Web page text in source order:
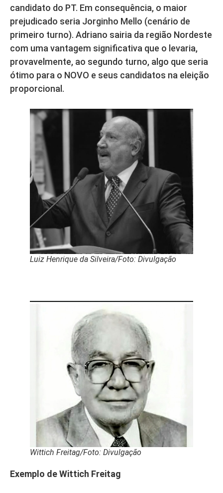
candidato do PT. Em consequência, o maior
prejudicado seria Jorginho Mello (cenário de
primeiro turno). Adriano sairia da região Nordeste
com uma vantagem significativa que o levaria,
provavelmente, ao segundo turno, algo que seria
ótimo para o NOVO e seus candidatos na eleição
proporcional.
Luiz Henrique da Silveira/Foto: Divulgação
Wittich Freitag/Foto: Divulgação
Exemplo de Wittich Freitag